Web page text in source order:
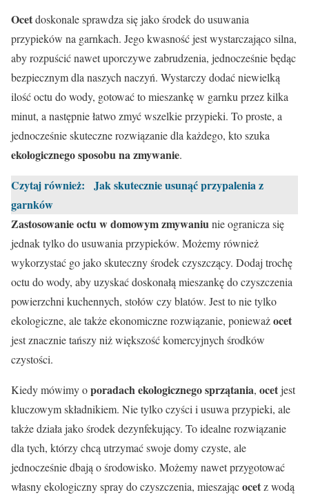
Ocetdoskonale sprawdza się jako środek do usuwania
przypieków na garnkach. Jego kwasność jest wystarczająco silna,
aby rozpuścić nawet uporczywe zabrudzenia, jednocześnie będąc
bezpiecznym dla naszych naczyń. Wystarczy dodać niewielką
ilość octu do wody, gotować to mieszankę w garnku przez kilka
minut, a następnie łatwo zmyć wszelkie przypieki. To proste, a
jednocześnie skuteczne rozwiązanie dla każdego, kto szuka
ekologicznego sposobu na zmywanie.
Czytaj również:
Jak skutecznie usunąć przypalenia z
garnków
Zastosowanie octu w domowym zmywaniunie ogranicza się
jednak tylko do usuwania przypieków. Możemy również
wykorzystać go jako skuteczny środek czyszczący. Dodaj trochę
octu do wody, aby uzyskać doskonałą mieszankę do czyszczenia
powierzchni kuchennych, stołów czy blatów. Jest to nie tylko
ekologiczne, ale także ekonomiczne rozwiązanie, ponieważocet
jest znacznie tańszy niż większość komercyjnych środków
czystości.
Kiedy mówimy oporadach ekologicznego sprzątania, ocetjest
kluczowym składnikiem. Nie tylko czyści i usuwa przypieki, ale
także działa jako środek dezynfekujący. To idealne rozwiązanie
dla tych, którzy chcą utrzymać swoje domy czyste, ale
jednocześnie dbają o środowisko. Możemy nawet przygotować
własny ekologiczny spray do czyszczenia, mieszającocetz wodą